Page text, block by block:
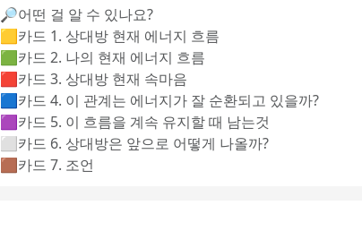
🔎어떤 걸 알 수 있나요?
🟨카드 1. 상대방 현재 에너지 흐름
🟩카드 2. 나의 현재 에너지 흐름
🟥카드 3. 상대방 현재 속마음
🟦카드 4. 이 관계는 에너지가 잘 순환되고 있을까?
🟪카드 5. 이 흐름을 계속 유지할 때 남는것
⬜카드 6. 상대방은 앞으로 어떻게 나올까?
🟫카드 7. 조언